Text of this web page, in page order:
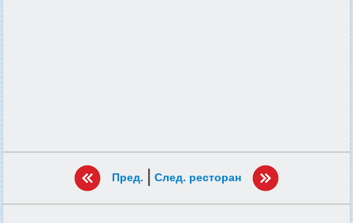
Пред. | След. ресторан